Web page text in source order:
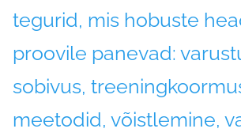
tegurid, mis hobuste
proovile panevad:
sobivus,
meetodid, võistlemine,